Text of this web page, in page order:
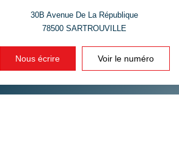
30B Avenue De La République
78500SARTROUVILLE
Nous écrire Voir le numéro